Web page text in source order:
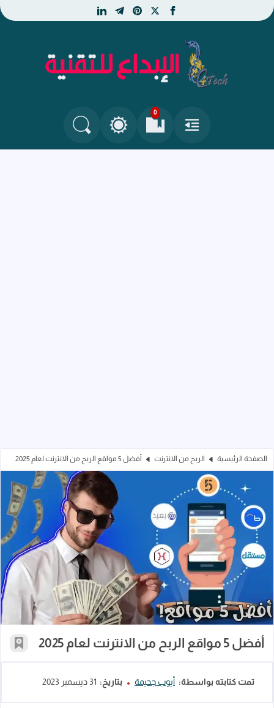
facebook
x
pinterest
telegram
linkedin
الإبداع للتقنية - جديد
القائمة
0
العلامات المرجعيةالتغيير بين الوضع النهاري والداكن
البحث في المدونة
الصفحة الرئيسية الربح من الانترنت أفضل 5 مواقع الربح من الانترنت لعام 2025
أفضل 5 مواقع الربح من الانترنت لعام 2025
أفضل 5 مواقع الربح من الانترنت لعام 2025 أضف
تمت كتابته بواسطة: أيوب جحيمة بتاريخ: 31 ديسمبر 2023